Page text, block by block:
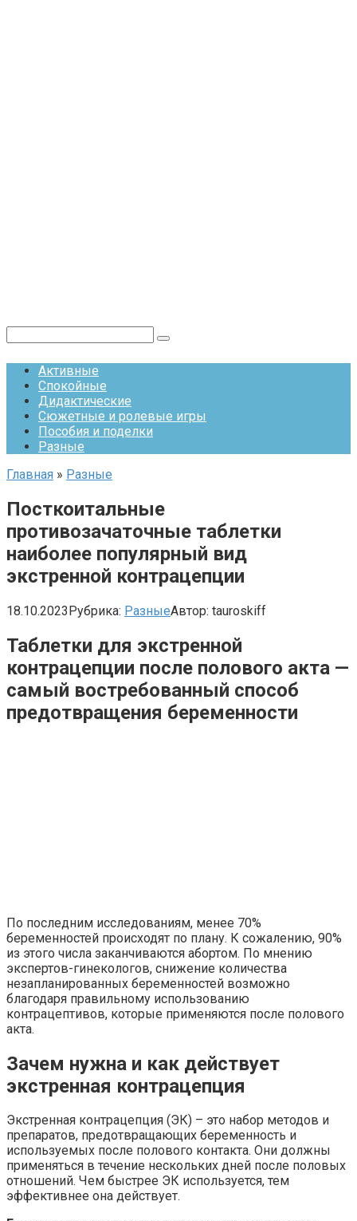
Активные
Спокойные
Дидактические
Сюжетные и ролевые игры
Пособия и поделки
Разные
Главная » Разные
Посткоитальные
противозачаточные таблетки
наиболее популярный вид
экстренной контрацепции
18.10.2023Рубрика: РазныеАвтор: tauroskiff
Таблетки для экстренной
контрацепции после полового акта —
самый востребованный способ
предотвращения беременности
По последним исследованиям, менее 70%
беременностей происходят по плану. К сожалению, 90%
из этого числа заканчиваются абортом. По мнению
экспертов-гинекологов, снижение количества
незапланированных беременностей возможно
благодаря правильному использованию
контрацептивов, которые применяются после полового
акта.
Зачем нужна и как действует
экстренная контрацепция
Экстренная контрацепция (ЭК) – это набор методов и
препаратов, предотвращающих беременность и
используемых после полового контакта. Они должны
применяться в течение нескольких дней после половых
отношений. Чем быстрее ЭК используется, тем
эффективнее она действует.